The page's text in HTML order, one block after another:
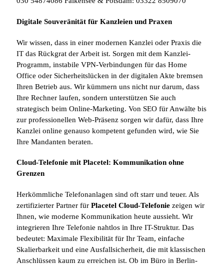
Digitale Souveränität für Kanzleien und Praxen
Wir wissen, dass in einer modernen Kanzlei oder Praxis die
IT das Rückgrat der Arbeit ist. Sorgen mit dem Kanzlei-
Programm, instabile VPN-Verbindungen für das Home
Office oder Sicherheitslücken in der digitalen Akte bremsen
Ihren Betrieb aus. Wir kümmern uns nicht nur darum, dass
Ihre Rechner laufen, sondern unterstützen Sie auch
strategisch beim Online-Marketing. Von SEO für Anwälte bis
zur professionellen Web-Präsenz sorgen wir dafür, dass Ihre
Kanzlei online genauso kompetent gefunden wird, wie Sie
Ihre Mandanten beraten.
Cloud-Telefonie mit Placetel: Kommunikation ohne
Grenzen
Herkömmliche Telefonanlagen sind oft starr und teuer. Als
zertifizierter Partner für Placetel Cloud-Telefonie zeigen wir
Ihnen, wie moderne Kommunikation heute aussieht. Wir
integrieren Ihre Telefonie nahtlos in Ihre IT-Struktur. Das
bedeutet: Maximale Flexibilität für Ihr Team, einfache
Skalierbarkeit und eine Ausfallsicherheit, die mit klassischen
Anschlüssen kaum zu erreichen ist. Ob im Büro in Berlin-